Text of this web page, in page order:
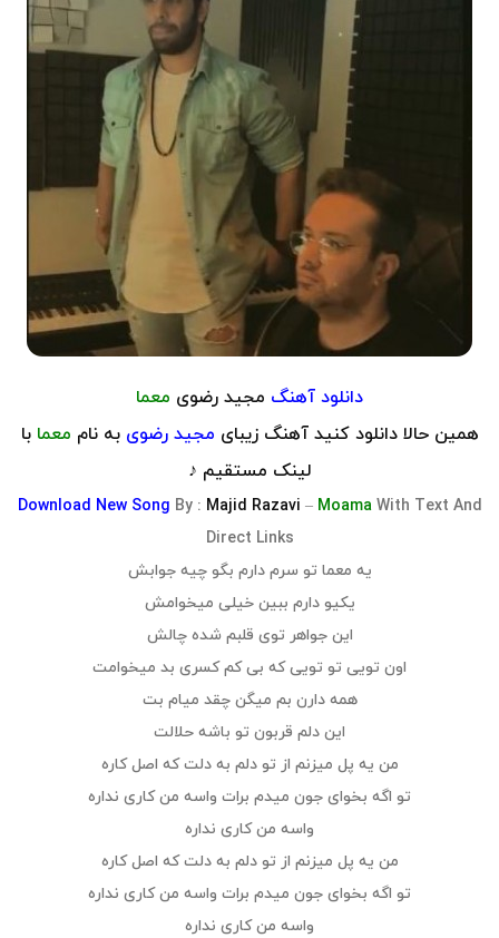
دانلود آهنگ مجید رضوی معما
همین حالا دانلود کنید آهنگ زیبای مجید رضوی به نام معما با
لینک مستقیم ♪
Download New Song By : Majid Razavi – Moama With Text And
Direct Links
یه معما تو سرم دارم بگو چیه جوابش
یکیو دارم ببین خیلی میخوامش
این جواهر توی قلبم شده چالش
اون تویی تو تویی که بی کم کسری بد میخوامت
همه دارن بم میگن چقد میام بت
این دلم قربون تو باشه حلالت
من یه پل میزنم از تو دلم به دلت که اصل کاره
تو اگه بخوای جون میدم برات واسه من کاری نداره
واسه من کاری نداره
من یه پل میزنم از تو دلم به دلت که اصل کاره
تو اگه بخوای جون میدم برات واسه من کاری نداره
واسه من کاری نداره